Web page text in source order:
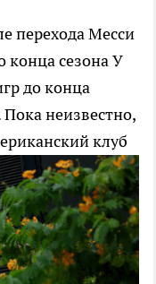
перехода Месси
конца сезонаУ
до конца
неизвестно,
клуб